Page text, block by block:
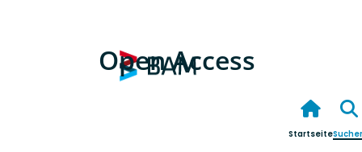
Open Access
Startseite